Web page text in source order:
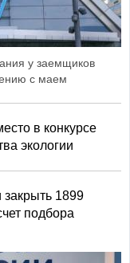
у заемщиков
с маем
в конкурсе
экологии
1899
подбора